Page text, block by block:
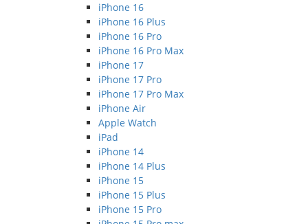
iPhone 16
iPhone 16 Plus
iPhone 16 Pro
iPhone 16 Pro Max
iPhone 17
iPhone 17 Pro
iPhone 17 Pro Max
iPhone Air
Apple Watch
iPad
iPhone 14
iPhone 14 Plus
iPhone 15
iPhone 15 Plus
iPhone 15 Pro